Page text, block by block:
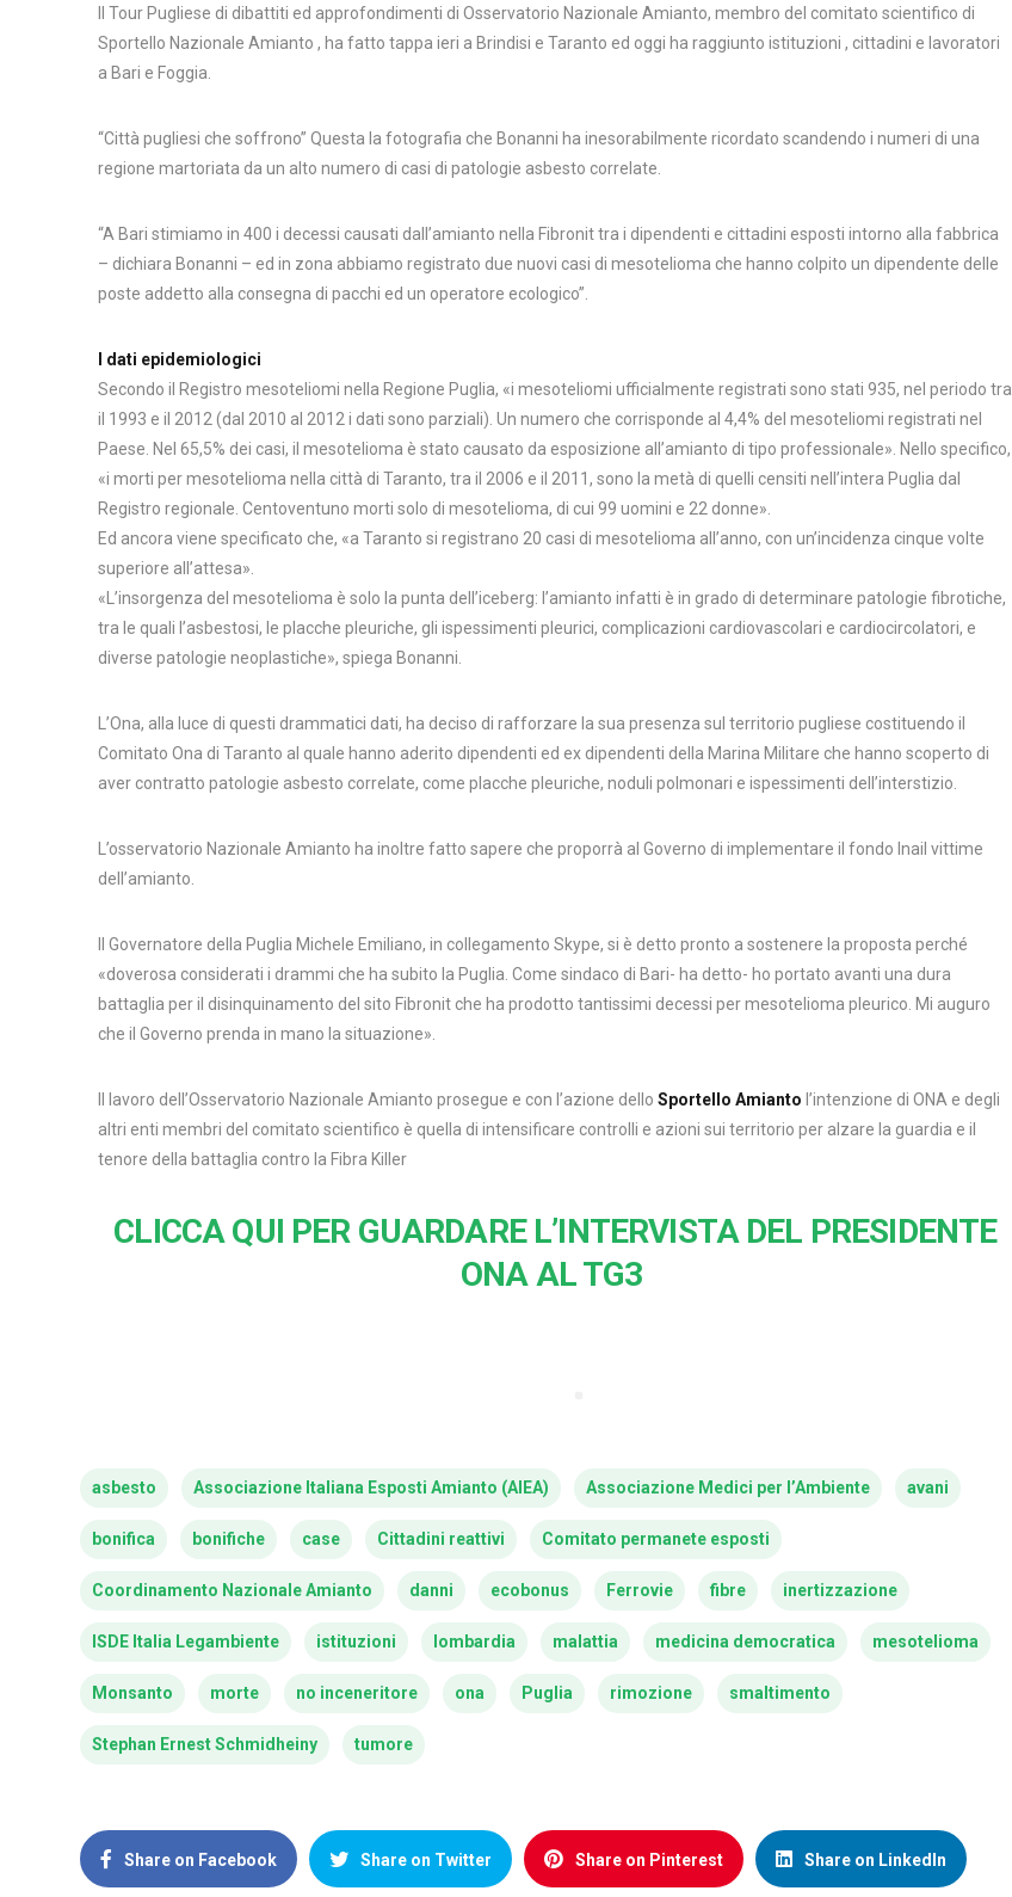
Il Tour Pugliese di dibattiti ed approfondimenti di Osservatorio Nazionale Amianto, membro del comitato scientifico di
Sportello Nazionale Amianto , ha fatto tappa ieri a Brindisi e Taranto ed oggi ha raggiunto istituzioni , cittadini e lavoratori
a Bari e Foggia.
“Città pugliesi che soffrono” Questa la fotografia che Bonanni ha inesorabilmente ricordato scandendo i numeri di una
regione martoriata da un alto numero di casi di patologie asbesto correlate.
“A Bari stimiamo in 400 i decessi causati dall’amianto nella Fibronit tra i dipendenti e cittadini esposti intorno alla fabbrica
– dichiara Bonanni – ed in zona abbiamo registrato due nuovi casi di mesotelioma che hanno colpito un dipendente delle
poste addetto alla consegna di pacchi ed un operatore ecologico”.
I dati epidemiologici
Secondo il Registro mesoteliomi nella Regione Puglia, «i mesoteliomi ufficialmente registrati sono stati 935, nel periodo tra
il 1993 e il 2012 (dal 2010 al 2012 i dati sono parziali). Un numero che corrisponde al 4,4% del mesoteliomi registrati nel
Paese. Nel 65,5% dei casi, il mesotelioma è stato causato da esposizione all’amianto di tipo professionale». Nello specifico,
«i morti per mesotelioma nella città di Taranto, tra il 2006 e il 2011, sono la metà di quelli censiti nell’intera Puglia dal
Registro regionale. Centoventuno morti solo di mesotelioma, di cui 99 uomini e 22 donne».
Ed ancora viene specificato che, «a Taranto si registrano 20 casi di mesotelioma all’anno, con un’incidenza cinque volte
superiore all’attesa».
«L’insorgenza del mesotelioma è solo la punta dell’iceberg: l’amianto infatti è in grado di determinare patologie fibrotiche,
tra le quali l’asbestosi, le placche pleuriche, gli ispessimenti pleurici, complicazioni cardiovascolari e cardiocircolatori, e
diverse patologie neoplastiche», spiega Bonanni.
L’Ona, alla luce di questi drammatici dati, ha deciso di rafforzare la sua presenza sul territorio pugliese costituendo il
Comitato Ona di Taranto al quale hanno aderito dipendenti ed ex dipendenti della Marina Militare che hanno scoperto di
aver contratto patologie asbesto correlate, come placche pleuriche, noduli polmonari e ispessimenti dell’interstizio.
L’osservatorio Nazionale Amianto ha inoltre fatto sapere che proporrà al Governo di implementare il fondo Inail vittime
dell’amianto.
Il Governatore della Puglia Michele Emiliano, in collegamento Skype, si è detto pronto a sostenere la proposta perché
«doverosa considerati i drammi che ha subito la Puglia. Come sindaco di Bari- ha detto- ho portato avanti una dura
battaglia per il disinquinamento del sito Fibronit che ha prodotto tantissimi decessi per mesotelioma pleurico. Mi auguro
che il Governo prenda in mano la situazione».
Il lavoro dell’Osservatorio Nazionale Amianto prosegue e con l’azione dello Sportello Amianto l’intenzione di ONA e degli
altri enti membri del comitato scientifico è quella di intensificare controlli e azioni sui territorio per alzare la guardia e il
tenore della battaglia contro la Fibra Killer
CLICCA QUI PER GUARDARE L’INTERVISTA DEL PRESIDENTE
ONA AL TG3
asbesto Associazione Italiana Esposti Amianto (AIEA) Associazione Medici per l’Ambiente avani
bonifica bonifiche case Cittadini reattivi Comitato permanete esposti
Coordinamento Nazionale Amianto danni ecobonus Ferrovie fibre inertizzazione
ISDE Italia Legambiente istituzioni lombardia malattia medicina democratica mesotelioma
Monsanto morte no inceneritore ona Puglia rimozione smaltimento
Stephan Ernest Schmidheiny tumore
Share on Facebook Share on Twitter Share on Pinterest Share on LinkedIn